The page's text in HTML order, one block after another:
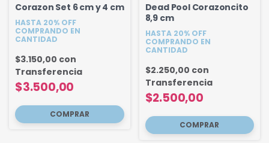
Corazon Set 6 cm y 4 cm
HASTA 20% OFF
COMPRANDO EN
CANTIDAD
$3.500,00
$3.150,00 con
Transferencia
Dead Pool Corazoncito
8,9 cm
HASTA 20% OFF
COMPRANDO EN
CANTIDAD
$2.500,00
$2.250,00 con
Transferencia